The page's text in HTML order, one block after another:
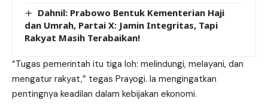
Dahnil: Prabowo Bentuk Kementerian Haji
dan Umrah, Partai X: Jamin Integritas, Tapi
Rakyat Masih Terabaikan!
“Tugas pemerintah itu tiga loh: melindungi, melayani, dan
mengatur rakyat,” tegas Prayogi. Ia mengingatkan
pentingnya keadilan dalam kebijakan ekonomi.